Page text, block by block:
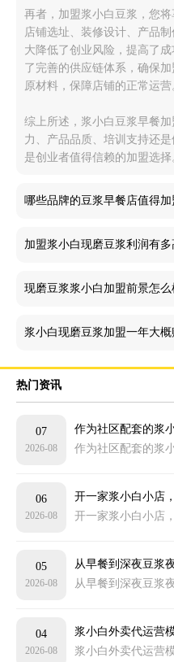
再者，加盟浆小白豆浆，您
店铺选址、装修设计、产品
大降低了创业风险，提高了
了完善的供应链体系，确保
原材料，保障店铺的正常运营
综上所述，浆小白豆浆早餐
力、产品品质、培训支持还
是创业者值得信赖的加盟选择
哪些品牌的豆浆早餐店值得加
加盟浆小白现磨豆浆利润有多
现磨豆浆浆小白加盟前景怎么
浆小白现磨豆浆加盟一年大
热门资讯
07
2026-08
作为社区配套的浆
作为社区配套的浆
06
2026-08
开一家浆小白小店
开一家浆小白小店
05
2026-08
从早餐到深夜豆浆
从早餐到深夜豆浆
04
2026-08
浆小白外卖代运营
圈靠前